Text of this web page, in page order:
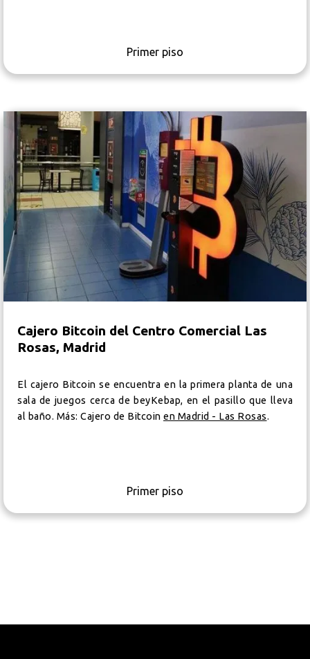
Primer piso
Cajero Bitcoin del Centro Comercial Las
Rosas, Madrid
El cajero Bitcoin se encuentra en la primera planta de una
sala de juegos cerca de beyKebap, en el pasillo que lleva
al baño. Más: Cajero de Bitcoin en Madrid - Las Rosas.
Primer piso